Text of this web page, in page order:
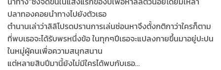
ปลาทองคอยนำทางไปยังตัวเธอ
ตำนานเล่าว่าลิลิโปรดปราน​การเล่นซ่อนหาจึงตั้งกติกา​ว่าใครก็ตาม
ที่พบเธอจะได้รับพร​หนึ่งข้อ​ ในทุกๆปีเธอจะแปลงกายขึ้นมาอยู่ปะปน
ในหมู่ผู้คนเพื่อความสนุกสนาน
แต่หลายสิบปีมานี้ยังไม่มีใครได้พบกับเธอ…